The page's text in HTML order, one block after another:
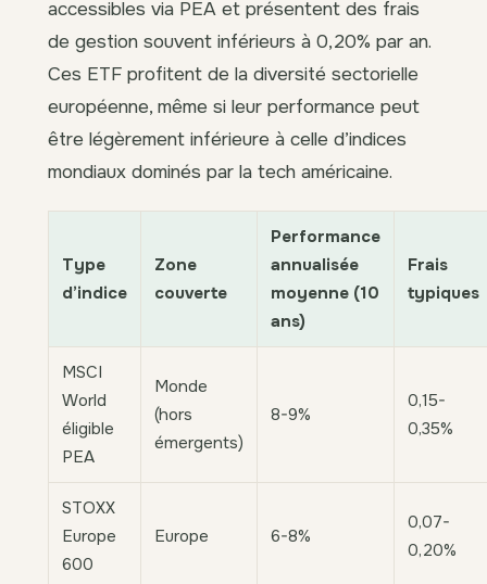
accessibles via PEA et présentent des frais
de gestion souvent inférieurs à 0,20% par an.
Ces ETF profitent de la diversité sectorielle
européenne, même si leur performance peut
être légèrement inférieure à celle d’indices
mondiaux dominés par la tech américaine.
Type
d’indice
Zone
couverte
Performance
annualisée
moyenne (10
ans)
Frais
typiques
MSCI
World
éligible
PEA
Monde
(hors
émergents)
8-9%
0,15-
0,35%
STOXX
Europe
600
Europe 6-8%
0,07-
0,20%